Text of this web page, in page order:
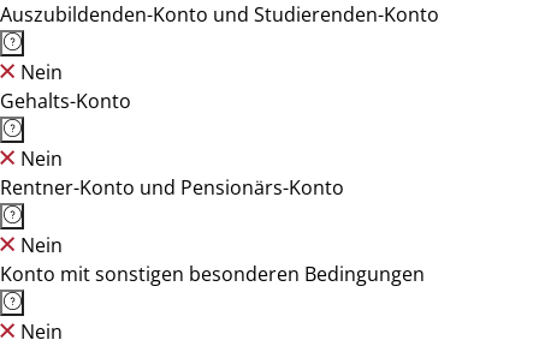
Auszubildenden-Konto und Studierenden-Konto
Nein
Gehalts-Konto
Nein
Rentner-Konto und Pensionärs-Konto
Nein
Konto mit sonstigen besonderen Bedingungen
Nein